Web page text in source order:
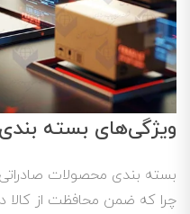
ویژگی‌های بسته
بسته بندی محصولات
چرا که ضمن محافظت از کالا